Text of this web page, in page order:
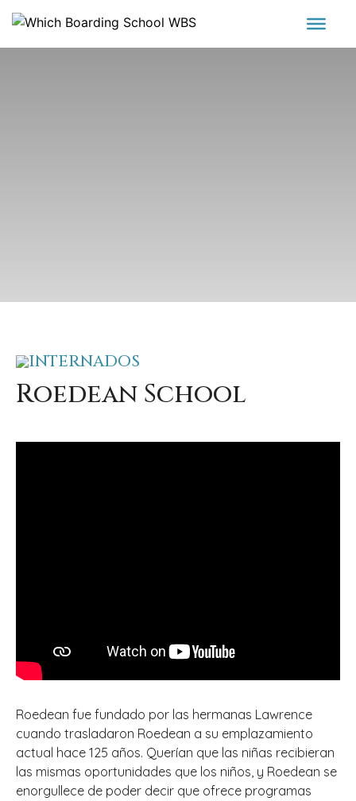
INTERNADOS
Roedean School
Roedean fue fundado por las hermanas Lawrence
cuando trasladaron Roedean a su emplazamiento
actual hace 125 años. Querían que las niñas recibieran
las mismas oportunidades que los niños, y Roedean se
enorgullece de poder decir que ofrece programas